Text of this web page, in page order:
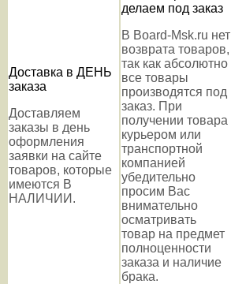
Доставка в ДЕНЬ
заказа
Доставляем
заказы в день
оформления
заявки на сайте
товаров, которые
имеются В
НАЛИЧИИ.
делаем под заказ
В Board-Msk.ru нет
возврата товаров,
так как абсолютно
все товары
производятся под
заказ. При
получении товара
курьером или
транспортной
компанией
убедительно
просим Вас
внимательно
осматривать
товар на предмет
полноценности
заказа и наличие
брака.